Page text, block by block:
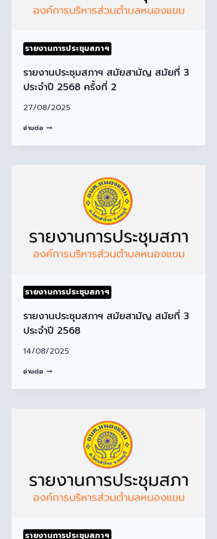
รายงานการประชุมสภาฯ
รายงานประชุมสภาฯ สมัยสามัญ สมัยที่ 3
ประจำปี 2568 ครั้งที่ 2
27/08/2025
อ่านต่อ
รายงานการประชุมสภาฯ
รายงานประชุมสภาฯ สมัยสามัญ สมัยที่ 3
ประจำปี 2568
14/08/2025
อ่านต่อ
รายงานการประชุมสภาฯ